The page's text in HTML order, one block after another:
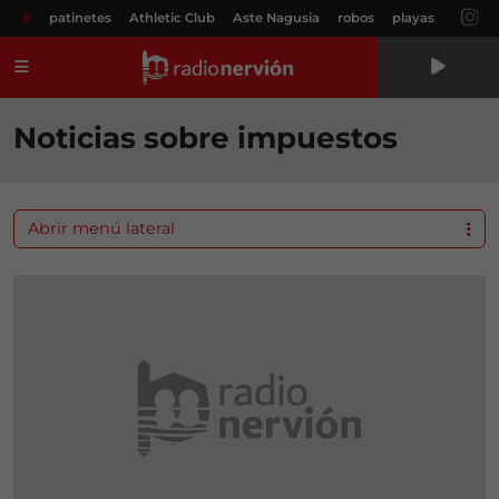
# patinetes Athletic Club Aste Nagusia robos playas
Noticias sobre impuestos
Abrir menú lateral